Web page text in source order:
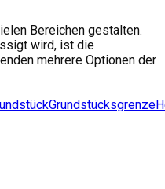
Bereichen gestalten.
wird, ist die
mehrere Optionen der
Grundstücksgrenze